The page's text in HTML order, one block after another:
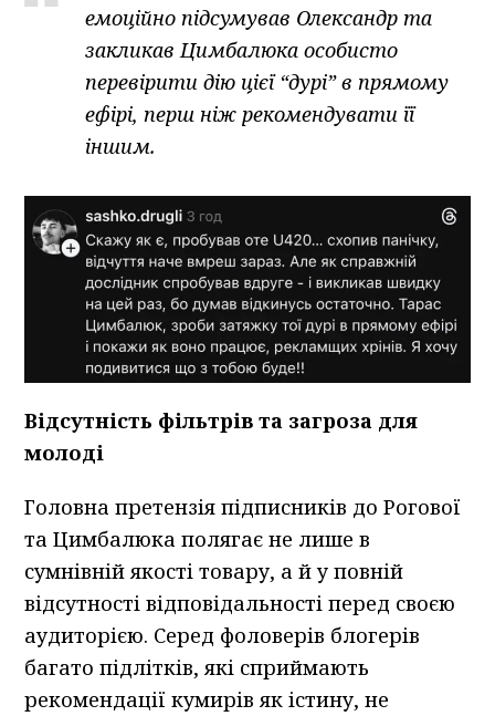
емоційно підсумував Олександр та
закликав Цимбалюка особисто
перевірити дію цієї “дурі” в прямому
ефірі, перш ніж рекомендувати її
іншим.
Відсутність фільтрів та загроза для
молоді
Головна претензія підписників до Рогової
та Цимбалюка полягає не лише в
сумнівній якості товару, а й у повній
відсутності відповідальності перед своєю
аудиторією. Серед фоловерів блогерів
багато підлітків, які сприймають
рекомендації кумирів як істину, не